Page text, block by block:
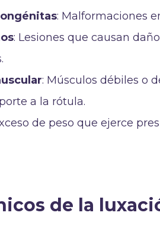
: Malformaciones
: Lesiones que causan
: Músculos débiles o
a la rótula.
de peso que ejerce
de la